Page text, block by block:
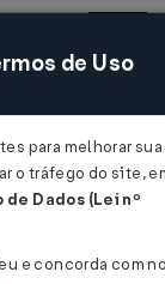
Acessar
de Uso
para melhorar sua
o tráfego do site,
Dados (Lei nº
e concorda com